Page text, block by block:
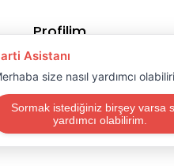
Profilim
Profilim
Sipariş Geçmişim
Alışveriş Listem
Mail Aboneliği